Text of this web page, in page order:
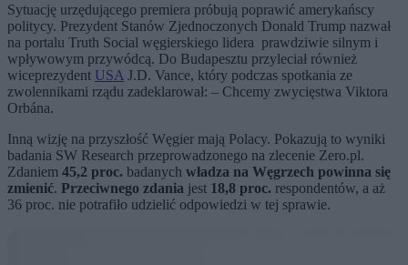
Sytuację urzędującego premiera próbują poprawić amerykańscy
politycy. Prezydent Stanów Zjednoczonych Donald Trump nazwał
na portalu Truth Social węgierskiego lidera prawdziwie silnym i
wpływowym przywódcą. Do Budapesztu przyleciał również
wiceprezydent USA J.D. Vance, który podczas spotkania ze
zwolennikami rządu zadeklarował: – Chcemy zwycięstwa Viktora
Orbána.
Inną wizję na przyszłość Węgier mają Polacy. Pokazują to wyniki
badania SW Research przeprowadzonego na zlecenie Zero.pl.
Zdaniem 45,2 proc. badanych władza na Węgrzech powinna się
zmienić. Przeciwnego zdania jest 18,8 proc. respondentów, a aż
36 proc. nie potrafiło udzielić odpowiedzi w tej sprawie.